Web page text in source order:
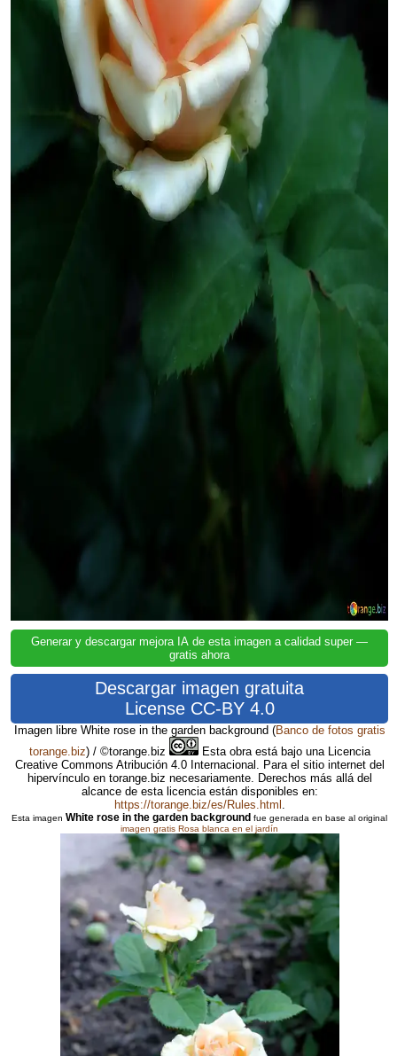
Generar y descargar mejora IA de esta imagen a calidad super —
gratis ahora
Descargar imagen gratuita
License CC-BY 4.0
Imagen libre White rose in the garden background (Banco de fotos gratis
torange.biz) / ©torange.biz
Esta obra está bajo una Licencia
Creative Commons Atribución 4.0 Internacional. Para el sitio internet del
hipervínculo en torange.biz necesariamente. Derechos más allá del
alcance de esta licencia están disponibles en:
https://torange.biz/es/Rules.html
Esta imagen White rose in the garden background fue generada en base al original
imagen gratis Rosa blanca en el jardín